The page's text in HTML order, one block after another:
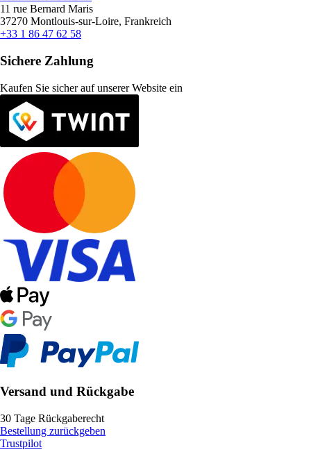
11 rue Bernard Maris
37270 Montlouis-sur-Loire, Frankreich
+33 1 86 47 62 58
Sichere Zahlung
Kaufen Sie sicher auf unserer Website ein
Versand und Rückgabe
30 Tage Rückgaberecht
Bestellung zurückgeben
Trustpilot